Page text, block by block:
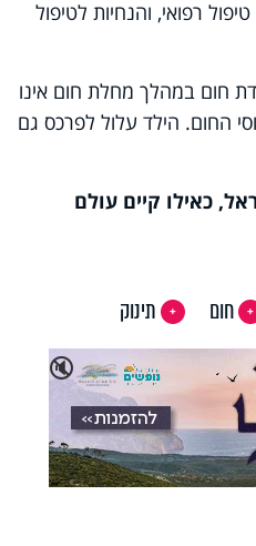
רפואי, והנחיות לטיפול
חום במהלך מחלת חום אינו
החום. הילד עלול לפרכס גם
כאילו קיים עולם
חום
תינוק
🔇